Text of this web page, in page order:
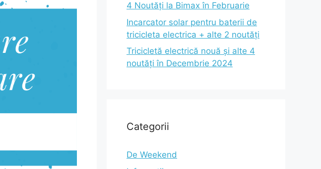
4 Noutăți la Bimax în Februarie
Incarcator solar pentru baterii de
tricicleta electrica + alte 2 noutăți
Tricicletă electrică nouă și alte 4
noutăți în Decembrie 2024
Categorii
De Weekend